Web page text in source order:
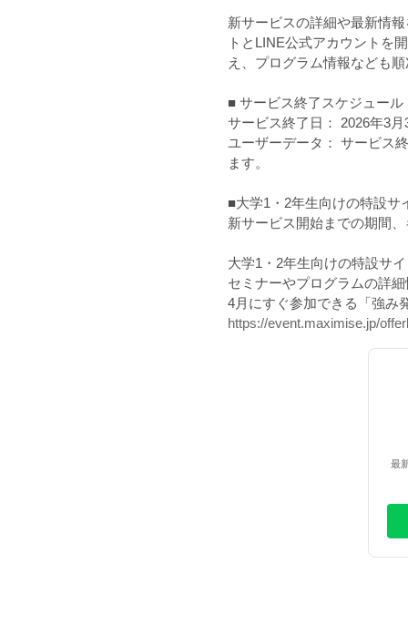
新サービスの詳細や最新情
トとLINE公式アカウントを
え、プログラム情報なども
■ サービス終了スケジュール
サービス終了日： 2026年3
ユーザーデータ： サービス
ます。
■大学1・2年生向けの特設サ
新サービス開始までの期間
大学1・2年生向けの特設サ
セミナーやプログラムの詳
4月にすぐ参加できる「強み
https://event.maximise.jp/
最